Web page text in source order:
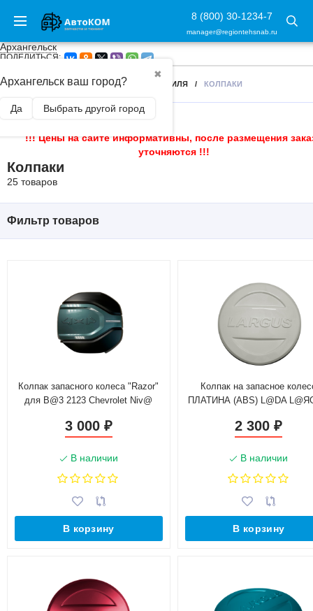
8 (800) 30-1234-7
manager@regiontehsnab.ru
Архангельск
✖
Архангельск ваш город?
Да Выбрать другой город
ПОДЕЛИТЬСЯ:
ГЛАВНАЯ / ЗАЩИТА ЧАСТЕЙ АВТОМОБИЛЯ / КОЛПАКИ
!!! Цены на сайте информативны, после размещения
уточняются !!!
Колпаки
25 товаров
Фильтр товаров
Колпак запасного колеса "Razor"
для B@3 2123 Chevrolet Niv@
3 000 ₽
В наличии
В корзину
Колпак на запасное
ПЛАТИНА (ABS) L@DA
2 300₽
В наличии
В корзину